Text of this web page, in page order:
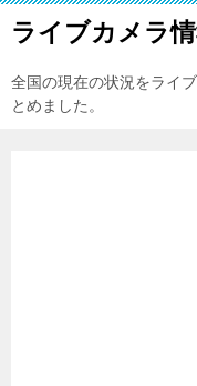
ライブカメラ
全国の現在の状況をライ
とめました。